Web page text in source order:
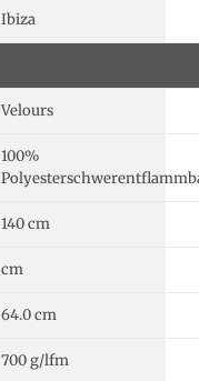
Ibiza
Velours
100%
140 cm
cm
64.0 cm
700 g/lfm